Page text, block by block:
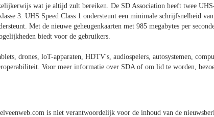
wat je altijd zult bereiken. De SD Association heeft twee
3. UHS Speed Class 1 ondersteunt een minimale schrijfsnelheid
Met de nieuwe geheugenkaarten met 985 megabytes per
biedt voor de gebruikers.
drones, loT-apparaten, HDTV's, audiospelers, autosystemen,
Voor meer informatie over SDA of om lid te worden,
is niet verantwoordelijk voor de inhoud van de